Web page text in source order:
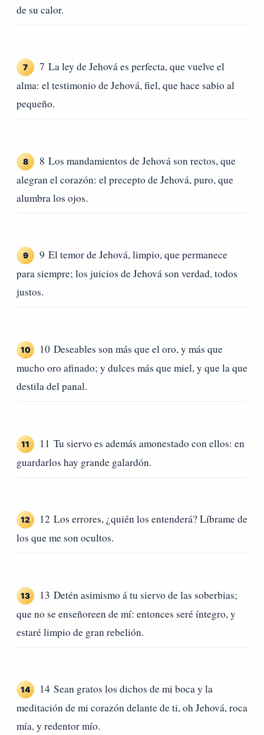
de su calor.
7
7 La ley de Jehová es perfecta, que vuelve el
alma: el testimonio de Jehová, fiel, que hace sabio al
pequeño.
8
8 Los mandamientos de Jehová son rectos, que
alegran el corazón: el precepto de Jehová, puro, que
alumbra los ojos.
9
9 El temor de Jehová, limpio, que permanece
para siempre; los juicios de Jehová son verdad, todos
justos.
10
10 Deseables son más que el oro, y más que
mucho oro afinado; y dulces más que miel, y que la que
destila del panal.
11
11 Tu siervo es además amonestado con ellos: en
guardarlos hay grande galardón.
12
12 Los errores, ¿quién los entenderá? Líbrame de
los que me son ocultos.
13
13 Detén asimismo á tu siervo de las soberbias;
que no se enseñoreen de mí: entonces seré íntegro, y
estaré limpio de gran rebelión.
14
14 Sean gratos los dichos de mi boca y la
meditación de mi corazón delante de ti, oh Jehová, roca
mía, y redentor mío.